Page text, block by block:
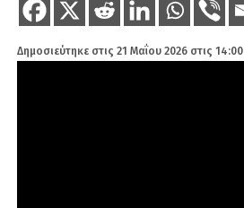
Δημοσιεύτηκε στις 21 Μαΐου 2026 στις 14:00